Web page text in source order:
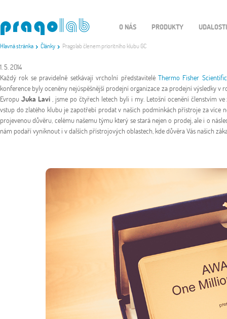
Hlavná stránka Články Pragolab členem prioritního klubu GC
O NÁS PRODUKTY UDALOSTI
1. 5. 2014
Každý rok se pravidelně setkávají vrcholní představitelé Thermo Fisher
konference byly oceněny nejúspěšnější prodejní organizace za prodejní výsledky
Evropu Juka Lavi , jsme po čtyřech letech byli i my. Letošní ocenění členstvím
vstup do zlatého klubu je zapotřebí prodat v našich podmínkách přístroje za více
projevenou důvěru, celému našemu týmu který se stará nejen o prodej, ale i o
nám podaří vyniknout i v dalších přístrojových oblastech, kde důvěra Vás našich